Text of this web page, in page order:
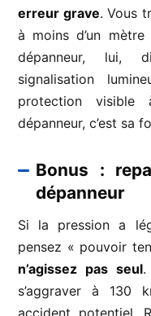
erreur grave. Vous
à moins d’un
dépanneur, lui,
signalisation
protection
dépanneur, c’est sa
Bonus :
dépanneur
Si la pression a
pensez « pouvoir
n’agissez pas seul.
s’aggraver à 130
accident potentiel.